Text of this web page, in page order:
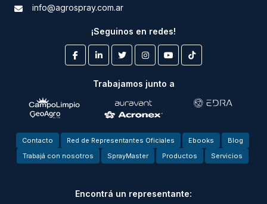
info@agrospray.com.ar
¡Seguinos en redes!
Trabajamos junto a
Contacto Red de Representantes Oficiales Ebooks
Blog
Trabajá con nosotros
SprayMaster Productos Servicios
Encontrá un representante: